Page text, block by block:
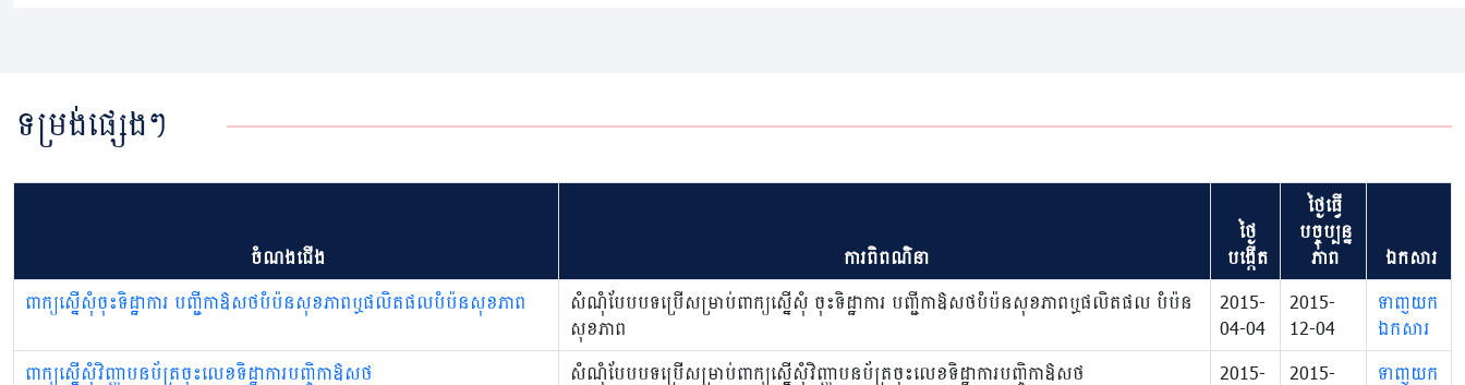
ទម្រង់ផ្សេងៗ
ចំណងជើង ការពិពណ៌នា
ថ្ងៃ
បង្កើត
ថ្ងៃធ្វើ
បច្ចុប្បន្ន
ភាព
ឯកសារ
ពាក្យស្នើសុំចុះទិដ្ឋាការ បញ្ជីកាឱសថបំប៉នសុខភាពឬផលិតផលបំប៉នសុខភាព
សំណុំបែបបទប្រើសម្រាប់ពាក្យស្នើសុំ ចុះទិដ្ឋាការ បញ្ជីកាឱសថបំប៉នសុខភាពឬផលិតផល បំប៉ន
សុខភាព
2015-
04-04
2015-
12-04
ទាញយក
ឯកសារ
ពាក្យស្នើសុំវិញ្ញាបនប័ត្រចុះលេខទិដ្ឋាការបញ្ចិកាឱសថ សំណុំបែបបទប្រើសម្រាប់ពាក្យស្នើសុំវិញ្ញាបនប័ត្រចុះលេខទិដ្ឋាការបញ្ចិកាឱសថ
2015-
2015-
ទាញយក